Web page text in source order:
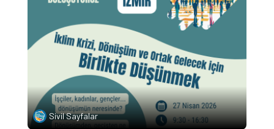
Sivil Sayfalar